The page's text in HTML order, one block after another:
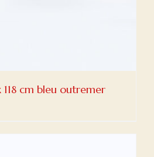
118 cm bleu outremer